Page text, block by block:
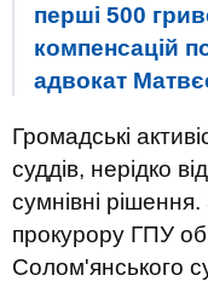
перші 500
компенсацій
адвокат
Громадські
суддів, нерідко
сумнівні
прокурору ГПУ
Солом'янського